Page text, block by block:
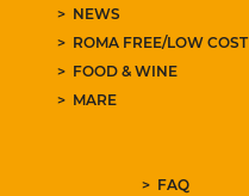
NEWS
ROMA FREE/LOW COST
FOOD & WINE
MARE
FAQ